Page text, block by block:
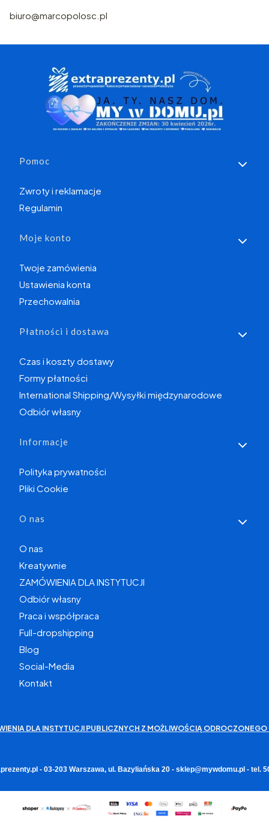
biuro@marcopolosc.pl
Linki w stopce
Pomoc
Zwroty i reklamacje
Regulamin
Moje konto
Twoje zamówienia
Ustawienia konta
Przechowalnia
Płatności i dostawa
Czas i koszty dostawy
Formy płatności
International Shipping/Wysyłki międzynarodowe
Odbiór własny
Informacje
Polityka prywatności
Pliki Cookie
O nas
O nas
Kreatywnie
ZAMÓWIENIA DLA INSTYTUCJI
Odbiór własny
Praca i współpraca
Full-dropshipping
Blog
Social-Media
Kontakt
DLA INSTYTUCJI PUBLICZNYCH Z MOŻLIWOŚCIĄ ODROCZONEGO
- 03-203 Warszawa, ul. Bazyliańska 20 - sklep@mywdomu.pl - tel.